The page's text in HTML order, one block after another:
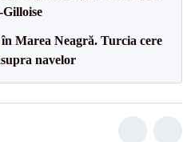
Marea Neagră. Turcia cere
navelor